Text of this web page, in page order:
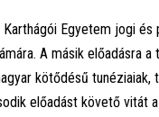
Egyetem jogi
A másik előadásra
kötődésű tunéziaiak,
előadást követő vitát